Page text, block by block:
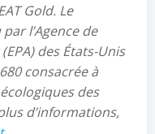
Gold. Le
l’Agence de
des États-Unis
consacrée à
des
d’informations,